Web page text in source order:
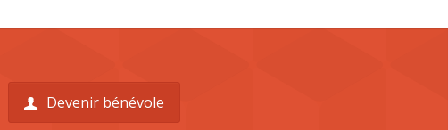
Devenir bénévole